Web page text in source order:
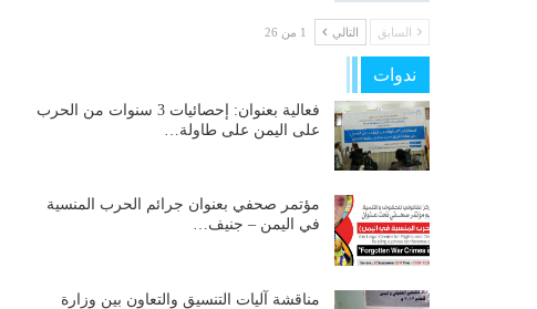
السابق التالي 1 من 26
ندوات
فعالية بعنوان: إحصائيات 3 سنوات من الحرب
على اليمن على طاولة…
مؤتمر صحفي بعنوان جرائم الحرب المنسية
في اليمن – جنيف…
مناقشة آليات التنسيق والتعاون بين وزارة